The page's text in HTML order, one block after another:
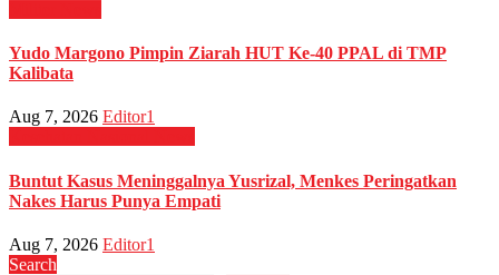
Yudo Margono Pimpin Ziarah HUT Ke-40 PPAL di TMP
Kalibata
Aug 7, 2026 Editor1
Buntut Kasus Meninggalnya Yusrizal, Menkes Peringatkan
Nakes Harus Punya Empati
Aug 7, 2026 Editor1
Search